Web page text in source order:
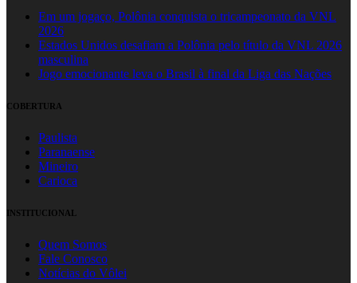
Em um jogaço, Polônia conquista o tricampeonato da VNL
2026
Estados Unidos desafiam a Polônia pelo título da VNL 2026
masculina
Jogo emocionante leva o Brasil à final da Liga das Nações
COBERTURA
Paulista
Paranaense
Mineiro
Carioca
INSTITUCIONAL
Quem Somos
Fale Conosco
Notícias do Vôlei